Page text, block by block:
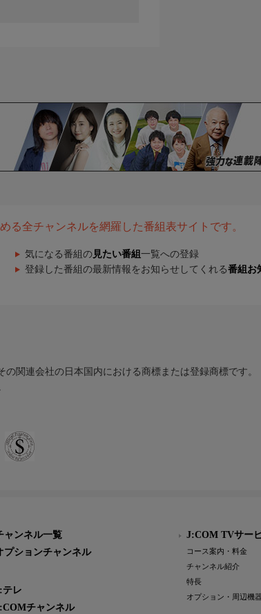
る全チャンネルを網羅した番組表サイトです。
気になる番組の 見たい番組 一覧への登録
登録した番組の最新情報をお知らせしてくれる番組お
関連会社の日本国内における商標または登録商標です。
ャンネル一覧
プションチャンネル
テレ
チャンネル
J:COM TVサー
コース案内・料金
チャンネル紹介
特長
オプション・周辺機器